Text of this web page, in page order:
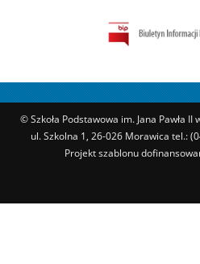
© Szkoła Podstawowa im. Jana Pawła II
ul. Szkolna 1, 26-026 Morawica tel.:
Projekt szablonu